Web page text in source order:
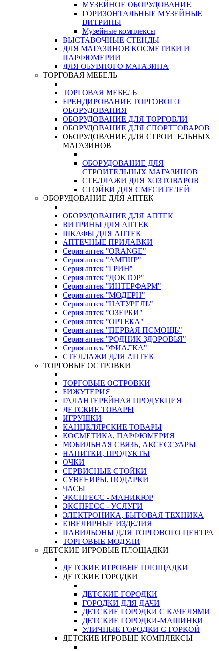
МУЗЕЙНОЕ ОБОРУДОВАНИЕ
ГОРИЗОНТАЛЬНЫЕ МУЗЕЙНЫЕ
ВИТРИНЫ
Музейные комплексы
ВЫСТАВОЧНЫЕ СТЕНДЫ
ДЛЯ МАГАЗИНОВ КОСМЕТИКИ И
ПАРФЮМЕРИИ
ДЛЯ ОБУВНОГО МАГАЗИНА
ТОРГОВАЯ МЕБЕЛЬ
ТОРГОВАЯ МЕБЕЛЬ
БРЕНДИРОВАНИЕ ТОРГОВОГО
ОБОРУДОВАНИЯ
ОБОРУДОВАНИЕ ДЛЯ ТОРГОВЛИ
ОБОРУДОВАНИЕ ДЛЯ СПОРТТОВАРОВ
ОБОРУДОВАНИЕ ДЛЯ СТРОИТЕЛЬНЫХ
МАГАЗИНОВ
ОБОРУДОВАНИЕ ДЛЯ
СТРОИТЕЛЬНЫХ МАГАЗИНОВ
СТЕЛЛАЖИ ДЛЯ ХОЗТОВАРОВ
СТОЙКИ ДЛЯ СМЕСИТЕЛЕЙ
ОБОРУДОВАНИЕ ДЛЯ АПТЕК
ОБОРУДОВАНИЕ ДЛЯ АПТЕК
ВИТРИНЫ ДЛЯ АПТЕК
ШКАФЫ ДЛЯ АПТЕК
АПТЕЧНЫЕ ПРИЛАВКИ
Серия аптек "ORANGE"
Серия аптек "АМПИР"
Серия аптек "ГРИН"
Серия аптек "ДОКТОР"
Серия аптек "ИНТЕРФАРМ"
Серия аптек "МОДЕРН"
Серия аптек "НАТУРЕЛЬ"
Серия аптек "ОЗЕРКИ"
Серия аптек "ОРТЕКА"
Серия аптек "ПЕРВАЯ ПОМОЩЬ"
Серия аптек "РОДНИК ЗДОРОВЬЯ"
Серия аптек "ФИАЛКА"
СТЕЛЛАЖИ ДЛЯ АПТЕК
ТОРГОВЫЕ ОСТРОВКИ
ТОРГОВЫЕ ОСТРОВКИ
БИЖУТЕРИЯ
ГАЛАНТЕРЕЙНАЯ ПРОДУКЦИЯ
ДЕТСКИЕ ТОВАРЫ
ИГРУШКИ
КАНЦЕЛЯРСКИЕ ТОВАРЫ
КОСМЕТИКА, ПАРФЮМЕРИЯ
МОБИЛЬНАЯ СВЯЗЬ, АКСЕССУАРЫ
НАПИТКИ, ПРОДУКТЫ
ОЧКИ
СЕРВИСНЫЕ СТОЙКИ
СУВЕНИРЫ, ПОДАРКИ
ЧАСЫ
ЭКСПРЕСС - МАНИКЮР
ЭКСПРЕСС - УСЛУГИ
ЭЛЕКТРОНИКА, БЫТОВАЯ ТЕХНИКА
ЮВЕЛИРНЫЕ ИЗДЕЛИЯ
ПАВИЛЬОНЫ ДЛЯ ТОРГОВОГО ЦЕНТРА
ТОРГОВЫЕ МОДУЛИ
ДЕТСКИЕ ИГРОВЫЕ ПЛОЩАДКИ
ДЕТСКИЕ ИГРОВЫЕ ПЛОЩАДКИ
ДЕТСКИЕ ГОРОДКИ
ДЕТСКИЕ ГОРОДКИ
ГОРОДКИ ДЛЯ ДАЧИ
ДЕТСКИЕ ГОРОДКИ С КАЧЕЛЯМИ
ДЕТСКИЕ ГОРОДКИ-МАШИНКИ
УЛИЧНЫЕ ГОРОДКИ С ГОРКОЙ
ДЕТСКИЕ ИГРОВЫЕ КОМПЛЕКСЫ